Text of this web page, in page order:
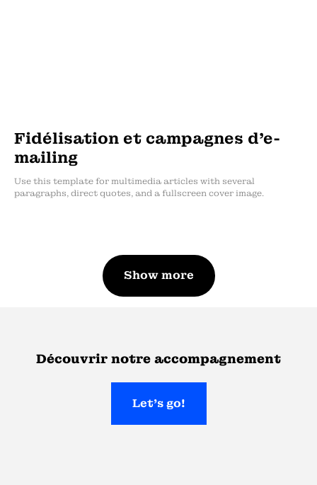
Fidélisation et campagnes d’e-
mailing
Use this template for multimedia articles with several
paragraphs, direct quotes, and a fullscreen cover image.
Show more
Découvrir notre accompagnement
Let's go!